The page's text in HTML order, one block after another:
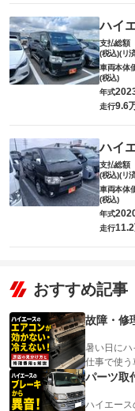
ハイ
支払総額
(税込)(リ
車両本体
(税込)
年式
走行9.6
ハイ
支払総額
(税込)(リ
車両本体
(税込)
年式
走行
おすすめ記事
故障・修
暑い日にハ
仕事で使
パーツ取
ハイエース